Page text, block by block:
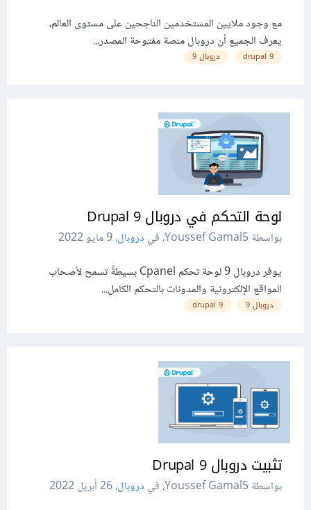
مع وجود ملايين المستخدمين الناجحين على مستوى العالم،
يعرف الجميع أن دروبال منصة مفتوحة المصدر...
drupal 9 دروبال 9
لوحة التحكم في دروبال Drupal 9
بواسطة Youssef Gamal5، في دروبال،9 مايو 2022
يوفر دروبال 9 لوحة تحكم Cpanel بسيطةً تسمح لأصحاب
المواقع الإلكترونية والمدونات بالتحكم الكامل...
دروبال 9 9 drupal
تثبيت دروبال Drupal 9
بواسطة Youssef Gamal5، في دروبال،26 أبريل 2022